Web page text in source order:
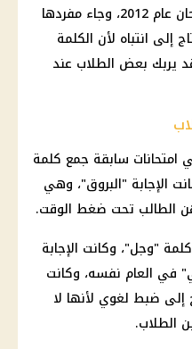
كما ظهرت كلمة "نقود" في امتحان عام 2012، وجاء مفردها
إلى انتباه لأن الكلمة
يربك بعض الطلاب عند
امتحانات سابقة جمع كلمة
امتحان عام 2011، وكانت الإجابة "البروق"، وهي
الطالب تحت ضغط الوقت.
ورد جمع كلمة "وجل"، وكانت الإجابة
في العام نفسه، وكانت
ضبط لغوي لأنها لا
الطلاب.